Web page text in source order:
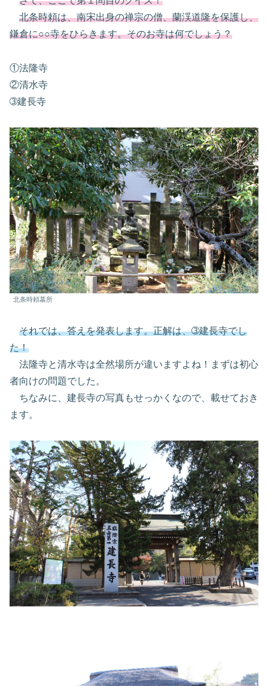
北条時頼は、南宋出身の禅宗の僧、蘭渓道隆を保護し、
鎌倉に○○寺をひらきます。そのお寺は何でしょう？
①法隆寺
②清水寺
➂建長寺
北条時頼墓所
それでは、答えを発表します。正解は、➂建長寺でし
た！
法隆寺と清水寺は全然場所が違いますよね！まずは初心
者向けの問題でした。
ちなみに、建長寺の写真もせっかくなので、載せておき
ます。